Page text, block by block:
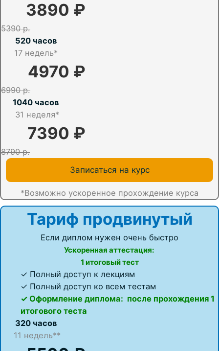
3890 ₽
5390 р.
520 часов
17недель*
4970 ₽
6990 р.
1040 часов
31 неделя*
7390 ₽
8790 р.
Записаться на курс
*Возможно ускоренное прохождение курса
Тариф продвинутый
Если диплом нужен очень быстро
Ускоренная аттестация:
1 итоговый тест
✓ Полный доступ к лекциям
✓ Полный доступ ко всем тестам
✓ Оформление диплома: после прохождения 1
итогового теста
320 часов
11 недель**